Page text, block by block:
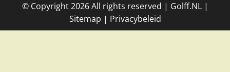
© Copyright2026All rights reserved | Golff.NL|
Sitemap | Privacybeleid